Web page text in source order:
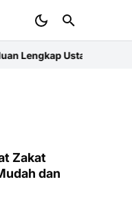
Niat Zakat Fitrah untuk Ibu:
Zakat
dan